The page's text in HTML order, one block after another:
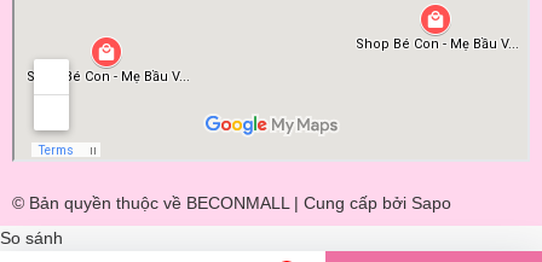
© Bản quyền thuộc về BECONMALL | Cung cấp bởi Sapo
So sánh